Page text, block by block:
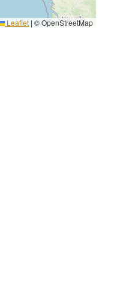
Leaflet | © OpenStreetMap